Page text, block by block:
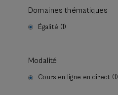
Domaines thématiques
Égalité (1)
Modalité
Cours en ligne en direct (1)